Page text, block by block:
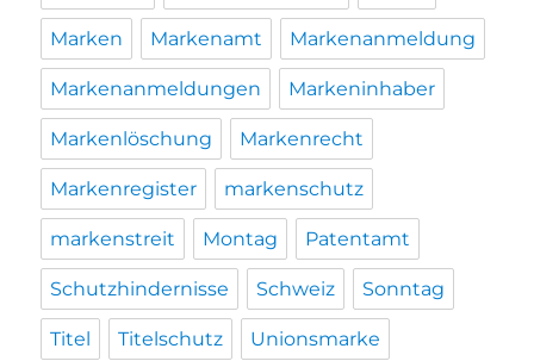
Marken Markenamt Markenanmeldung
Markenanmeldungen Markeninhaber
Markenlöschung Markenrecht
Markenregister markenschutz
markenstreit Montag Patentamt
Schutzhindernisse Schweiz Sonntag
Titel Titelschutz Unionsmarke